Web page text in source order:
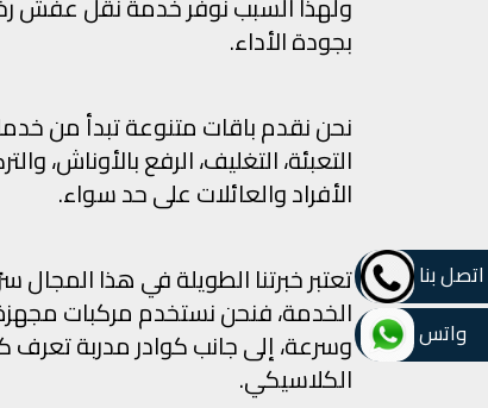
بجودة الأداء.
نحن نقدم باقات متنوعة تبدأ من
التعبئة، التغليف، الرفع بالأوناش،
الأفراد والعائلات على حد سواء.
تعتبر خبرتنا الطويلة في هذا
الخدمة، فنحن نستخدم مركبات
وسرعة، إلى جانب كوادر مدربة
الكلاسيكي.
اتصل بنا
واتس